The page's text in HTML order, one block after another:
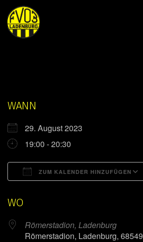
WANN
29. August 2023
19:00 - 20:30
ZUM KALENDER HINZUFÜGEN
WO
Römerstadion, Ladenburg
Römerstadion, Ladenburg, 68549